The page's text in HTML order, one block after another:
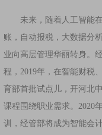
未来，随着人工智能
账，自动报税，大数据分
业向高层管理华丽转身。
程，2019年，在智能财税
育部首批试点儿，开河北
课程围绕职业需求。2020
训，经管部将成为智能会